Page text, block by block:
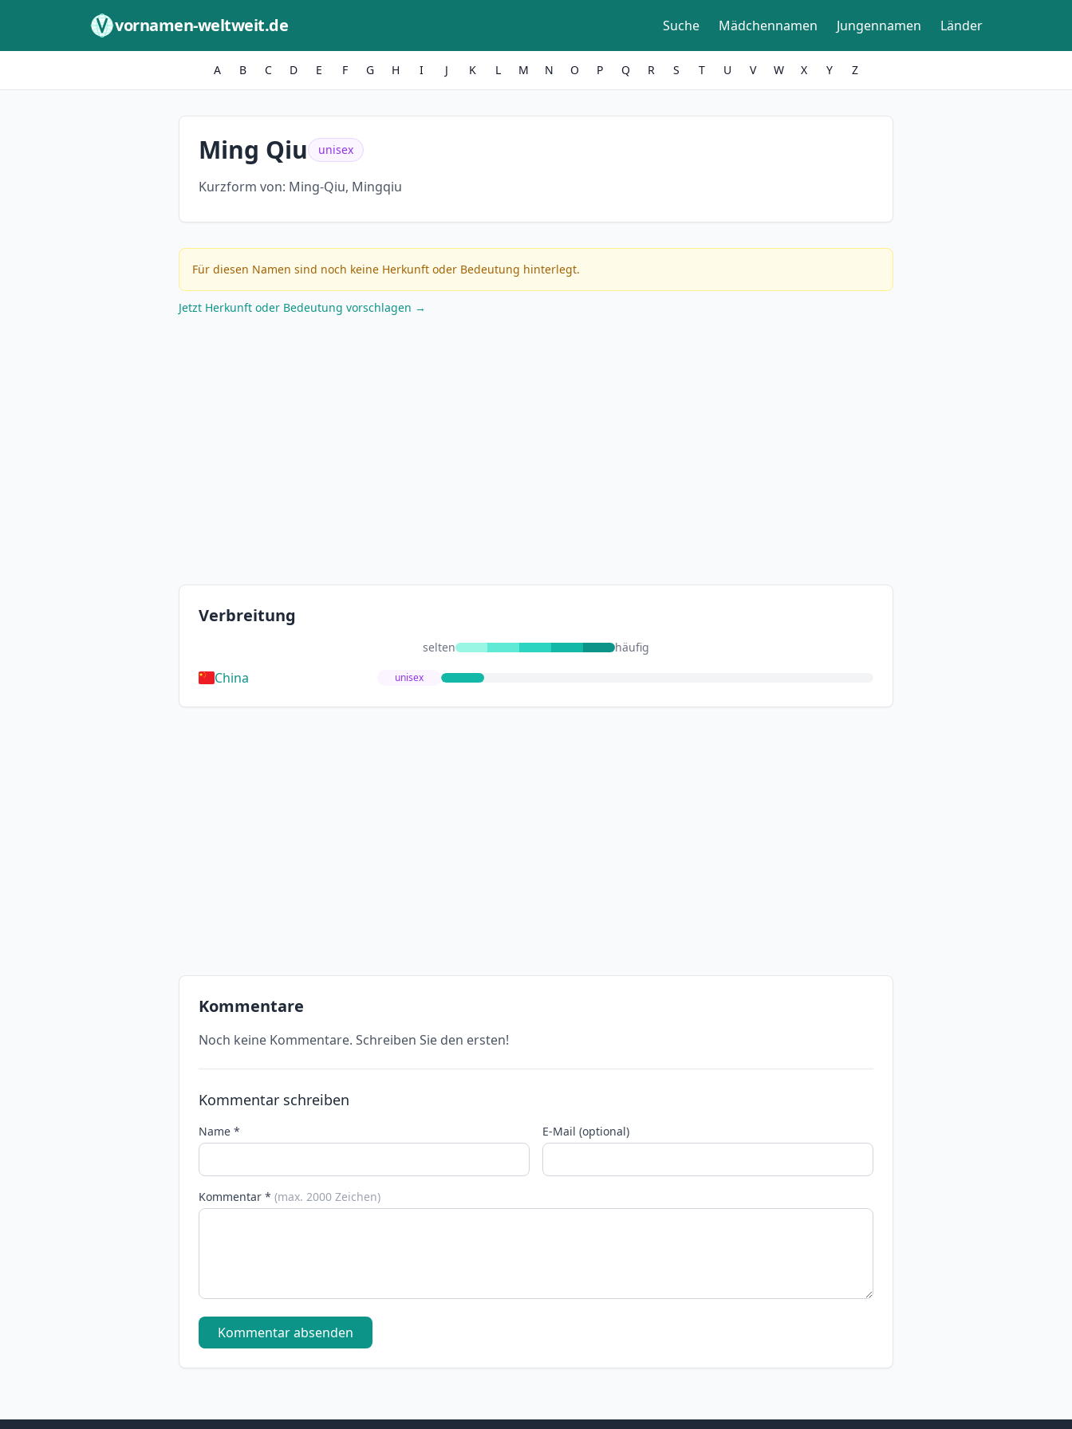
vornamen-weltweit.de Suche Mädchennamen Jungennamen Länder
A B C D E F G H I J K L M N O P Q R S T U V W X Y Z
Ming Qiu unisex
Kurzform von: Ming-Qiu, Mingqiu
Für diesen Namen sind noch keine Herkunft oder Bedeutung hinterlegt.
Jetzt Herkunft oder Bedeutung vorschlagen →
Verbreitung
selten häufig
China unisex
Kommentare
Noch keine Kommentare. Schreiben Sie den ersten!
Kommentar schreiben
Name * E-Mail (optional)
Kommentar * (max. 2000 Zeichen)
Kommentar absenden